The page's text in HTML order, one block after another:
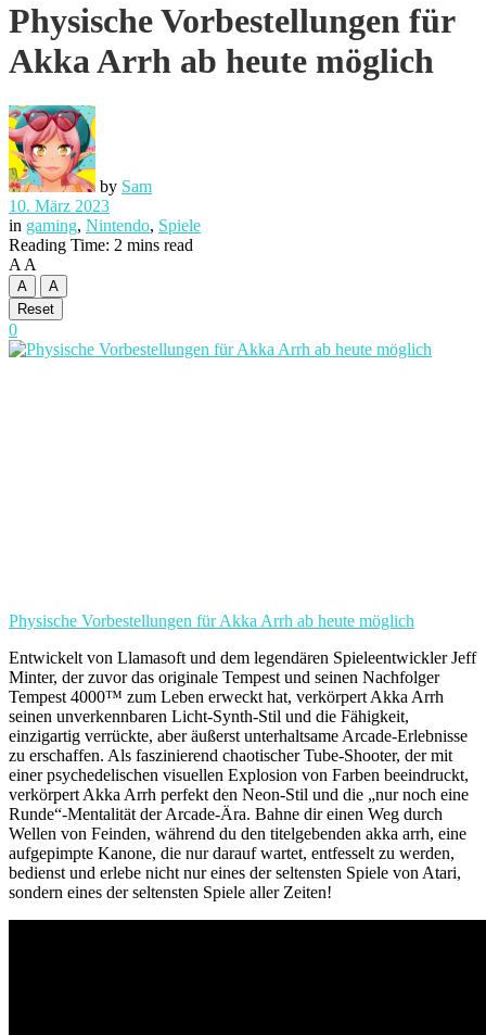
Physische Vorbestellungen für
Akka Arrh ab heute möglich
by Sam
10. März 2023
in gaming, Nintendo, Spiele
Reading Time: 2 mins read
A A
A
A
Reset
0
Physische Vorbestellungen für Akka Arrh ab heute möglich
Entwickelt von Llamasoft und dem legendären Spieleentwickler Jeff
Minter, der zuvor das originale Tempest und seinen Nachfolger
Tempest 4000™ zum Leben erweckt hat, verkörpert Akka Arrh
seinen unverkennbaren Licht-Synth-Stil und die Fähigkeit,
einzigartig verrückte, aber äußerst unterhaltsame Arcade-Erlebnisse
zu erschaffen. Als faszinierend chaotischer Tube-Shooter, der mit
einer psychedelischen visuellen Explosion von Farben beeindruckt,
verkörpert Akka Arrh perfekt den Neon-Stil und die „nur noch eine
Runde“-Mentalität der Arcade-Ära. Bahne dir einen Weg durch
Wellen von Feinden, während du den titelgebenden akka arrh, eine
aufgepimpte Kanone, die nur darauf wartet, entfesselt zu werden,
bedienst und erlebe nicht nur eines der seltensten Spiele von Atari,
sondern eines der seltensten Spiele aller Zeiten!